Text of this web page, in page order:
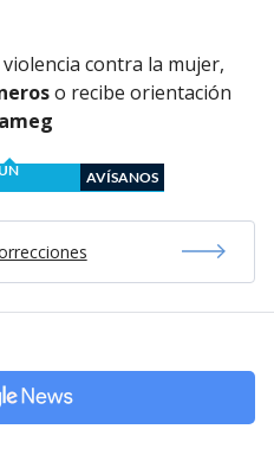
contra la mujer,
o recibe orientación
AVÍSANOS